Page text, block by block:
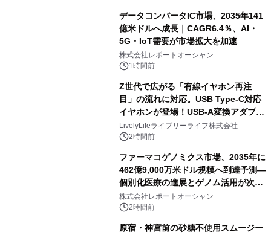
データコンバータIC市場、2035年141
億米ドルへ成長｜CAGR6.4％、AI・
5G・IoT需要が市場拡大を加速
株式会社レポートオーシャン
1時間前
Z世代で広がる「有線イヤホン再注
目」の流れに対応。USB Type-C対応
イヤホンが登場！USB-A変換アダプタ
ー付きでスマホからパソコンまで幅広
く活用可能
LivelyLifeライブリーライフ株式会社
2時間前
ファーマコゲノミクス市場、2035年に
462億9,000万米ドル規模へ到達予測―
個別化医療の進展とゲノム活用が次世
代ヘルスケア投資を加速
株式会社レポートオーシャン
2時間前
原宿・神宮前の砂糖不使用スムージー